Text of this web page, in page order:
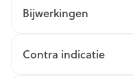
Bijwerkingen
Contra indicatie